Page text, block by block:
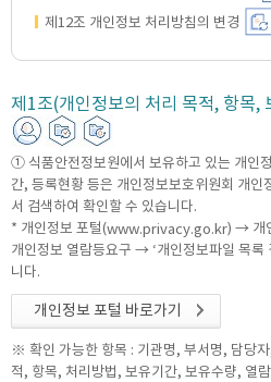
제12조 개인정보 처리방침의 변경
제1조(개인정보의 처리 목적, 항목,
① 식품안전정보원에서 보유하고 있는 개인
간, 등록현황 등은 개인정보보호위원회 개인
서 검색하여 확인할 수 있습니다.
* 개인정보 포털(www.privacy.go.kr) → 개
개인정보 열람등요구 → ‘개인정보파일 목록
니다.
개인정보 포털 바로가기
※ 확인 가능한 항목 : 기관명, 부서명, 담당
적, 항목, 처리방법, 보유기간, 보유수량, 열